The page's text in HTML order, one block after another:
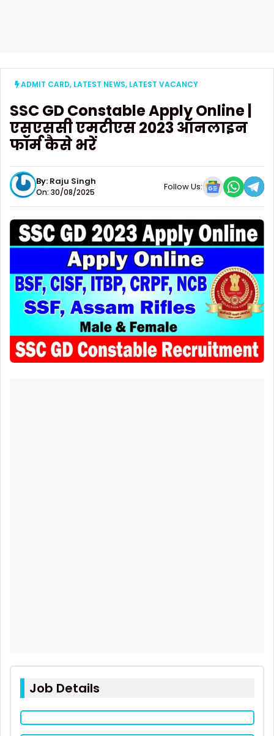
ADMIT CARD, LATEST NEWS, LATEST VACANCY
SSC GD Constable Apply Online |
एसएससी एमटीएस 2023 ऑनलाइन
फॉर्म कैसे भरें
By: Raju Singh
On: 30/08/2025 Follow Us:
Job Details